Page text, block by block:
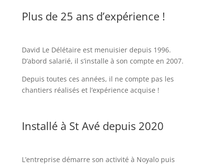
Plus de 25 ans d’expérience !
David Le Délétaire est menuisier depuis 1996.
D’abord salarié, il s’installe à son compte en 2007.
Depuis toutes ces années, il ne compte pas les
chantiers réalisés et l’expérience acquise !
Installé à St Avé depuis 2020
L’entreprise démarre son activité à Noyalo puis